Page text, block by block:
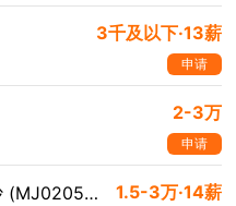
3千及以下·13薪
申请
2-3万
申请
BBU广阔市场-医学联络官-长沙 (MJ020559) 1.5-3万·14薪